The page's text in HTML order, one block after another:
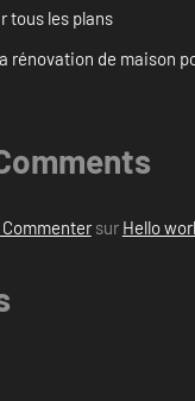
tous les plans
rénovation de maison
Commentersur Hello